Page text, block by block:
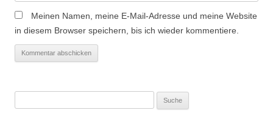
Meinen Namen, meine E-Mail-Adresse und meine Website
in diesem Browser speichern, bis ich wieder kommentiere.